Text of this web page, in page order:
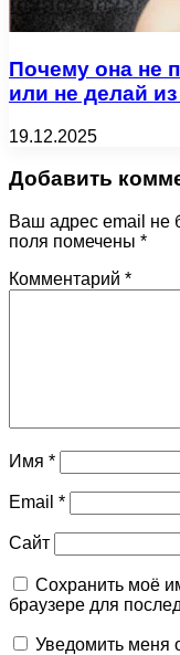
Почему она не
или не делай
19.12.2025
Добавить
Ваш адрес email не
поля помечены *
Комментарий *
Имя *
Email *
Сайт
Сохранить моё
браузере для
Уведомить меня